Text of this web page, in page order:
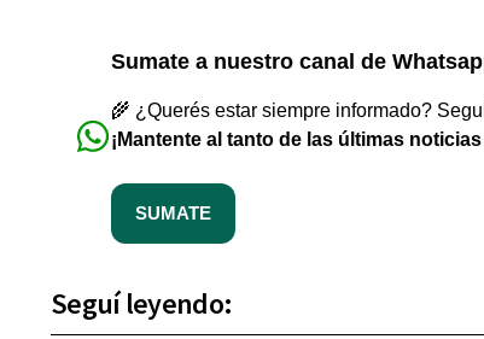
Sumate a nuestro canal de
🌾 ¿Querés estar siempre informado?
¡Mantente al tanto de las últimas
SUMATE
Seguí leyendo: